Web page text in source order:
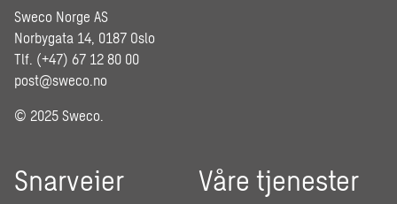
Sweco Norge AS
Norbygata 14, 0187 Oslo
Tlf. (+47) 67 12 80 00
post@sweco.no
© 2025 Sweco.
Snarveier Våre tjenester